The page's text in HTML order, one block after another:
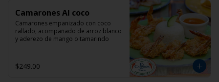
Camarones Al coco
Camarones empanizado con coco
rallado, acompañado de arroz blanco
y aderezo de mango o tamarindo
$249.00